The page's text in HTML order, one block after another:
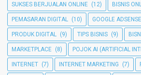
SUKSES BERJUALAN ONLINE (12) BISNIS
PEMASARAN DIGITAL (10) GOOGLE ADSENSE
PRODUK DIGITAL (9) TIPS BISNIS (9)
MARKETPLACE (8) POJOK AI (ARTIFICIAL
INTERNET (7) INTERNET MARKETING (7)